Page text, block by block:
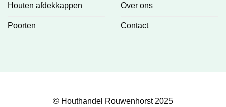
Houten afdekkappen
Poorten
Over ons
Contact
© Houthandel Rouwenhorst 2025